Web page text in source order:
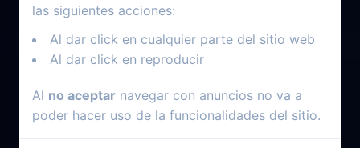
El elixir de la inmortalidad
las siguientes acciones:
Al dar click en cualquier parte del sitio web
Al dar click en reproducir
Al no aceptar navegar con anuncios no va a
poder hacer uso de la funcionalidades del sitio.